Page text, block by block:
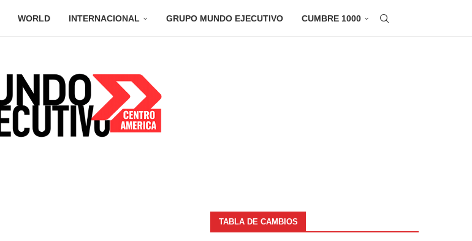
WORLD INTERNACIONAL GRUPO MUNDO EJECUTIVO CUMBRE 1000
TABLA DE CAMBIOS